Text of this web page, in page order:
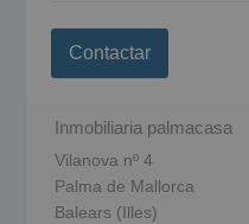
Contactar
Inmobiliaria palmacasa
Vilanova nº 4
Palma de Mallorca
Balears (Illes)